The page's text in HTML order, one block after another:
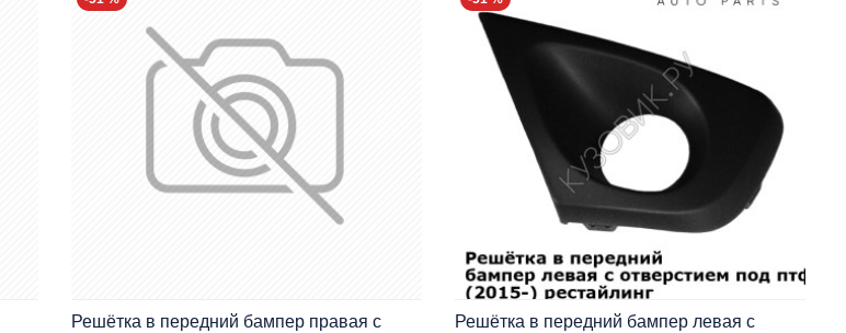
Решётка в передний бампер правая с
Решётка в передний бампер левая с